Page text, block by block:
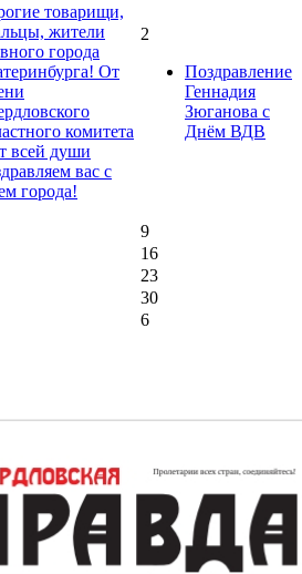
товарищи,
жители
города
От
комитета
всей души
вас с
города!
2
Поздравление
Геннадия
Зюганова с
Днём ВДВ
9
16
23
30
6